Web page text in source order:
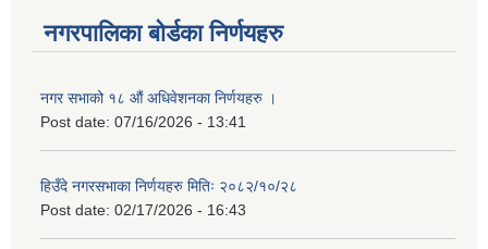
नगरपालिका बोर्डका निर्णयहरु
नगर सभाको १८ औं अधिवेशनका निर्णयहरु ।
Post date: 07/16/2026 - 13:41
हिउँदे नगरसभाका निर्णयहरु मितिः २०८२/१०/२८
Post date: 02/17/2026 - 16:43